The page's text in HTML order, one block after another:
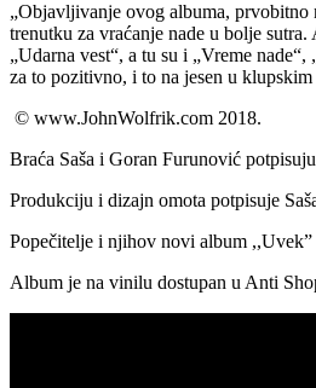
„Objavljivanje ovog albuma, prvobitno
trenutku za vraćanje nade u bolje
„Udarna vest“, a tu su i „Vreme
za to pozitivno, i to na jesen u
© www.JohnWolfrik.com 2018.
Braća Saša i Goran Furunović
Produkciju i dizajn omota potpisuje
Popečitelje i njihov novi album
Album je na vinilu dostupan u Anti